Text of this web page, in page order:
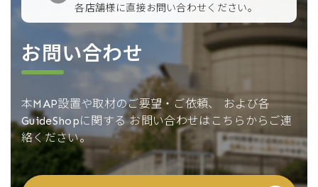
各店舗様に直接お問い合わせください。
お問い合わせ
本MAP設置や取材のご要望・ご依頼、
および各
GuideShopに関するお問い合わせはこちらからご連
絡ください。